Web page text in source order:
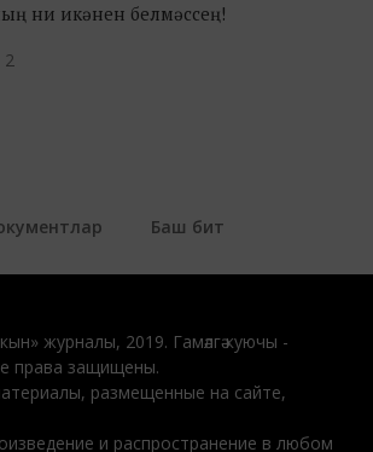
ни икәнен белмәссең!
2
Баш бит
журналы, 2019. Гамәлгә куючы -
права защищены.
размещенные на сайте,
и распространение в любом